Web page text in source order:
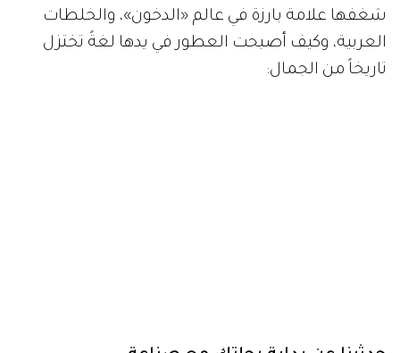
شغفها علامة بارزة في عالم «الدخون»، والخلطات
العربية، وكيف أصبحت العطور في يدها لغةً تختزل
تاريخاً من الجمال: